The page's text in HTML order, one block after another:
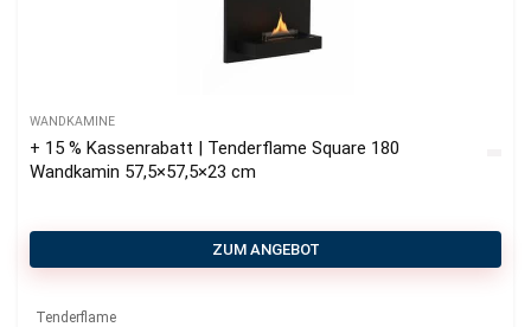
WANDKAMINE
+ 15 % Kassenrabatt | Tenderflame Square 180
Wandkamin 57,5×57,5×23 cm
ZUM ANGEBOT
Tenderflame